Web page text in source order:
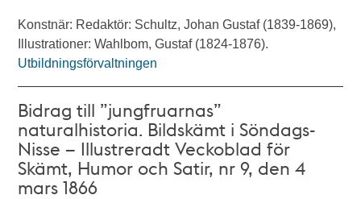
Konstnär: Redaktör: Schultz, Johan Gustaf (1839-1869),
Illustrationer: Wahlbom, Gustaf (1824-1876).
Utbildningsförvaltningen
Bidrag till ”jungfruarnas”
naturalhistoria. Bildskämt i Söndags-
Nisse – Illustreradt Veckoblad för
Skämt, Humor och Satir, nr 9, den 4
mars 1866